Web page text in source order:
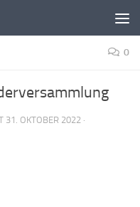
0
31. OKTOBER 2022 ·